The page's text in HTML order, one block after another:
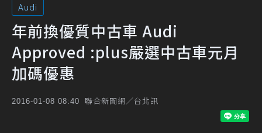
Audi
年前換優質中古車 Audi
Approved :plus嚴選中古車元月
加碼優惠
2016-01-08 08:40 聯合新聞網／台北訊